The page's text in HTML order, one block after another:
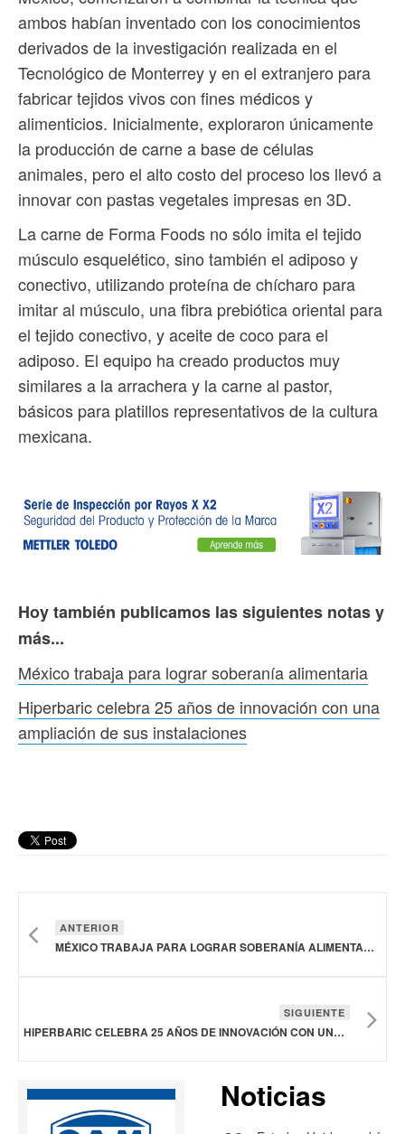
ambos habían inventado con los conocimientos
derivados de la investigación realizada en el
Tecnológico de Monterrey y en el extranjero para
fabricar tejidos vivos con fines médicos y
alimenticios. Inicialmente, exploraron únicamente
la producción de carne a base de células
animales, pero el alto costo del proceso los llevó a
innovar con pastas vegetales impresas en 3D.
La carne de Forma Foods no sólo imita el tejido
músculo esquelético, sino también el adiposo y
conectivo, utilizando proteína de chícharo para
imitar al músculo, una fibra prebiótica oriental para
el tejido conectivo, y aceite de coco para el
adiposo. El equipo ha creado productos muy
similares a la arrachera y la carne al pastor,
básicos para platillos representativos de la cultura
mexicana.
Hoy también publicamos las siguientes notas y
más...
México trabaja para lograr soberanía alimentaria
Hiperbaric celebra 25 años de innovación con una
ampliación de sus instalaciones
ANTERIOR
MÉXICO TRABAJA PARA LOGRAR SOBERANÍA ALIMENTARIA
SIGUIENTE
HIPERBARIC CELEBRA 25 AÑOS DE INNOVACIÓN CON UNA AMPLIACIÓN DE SUS INSTALACIONES
Noticias